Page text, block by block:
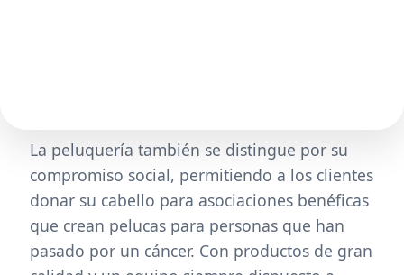
La peluquería también se distingue por su
compromiso social, permitiendo a los clientes
donar su cabello para asociaciones benéficas
que crean pelucas para personas que han
pasado por un cáncer. Con productos de gran